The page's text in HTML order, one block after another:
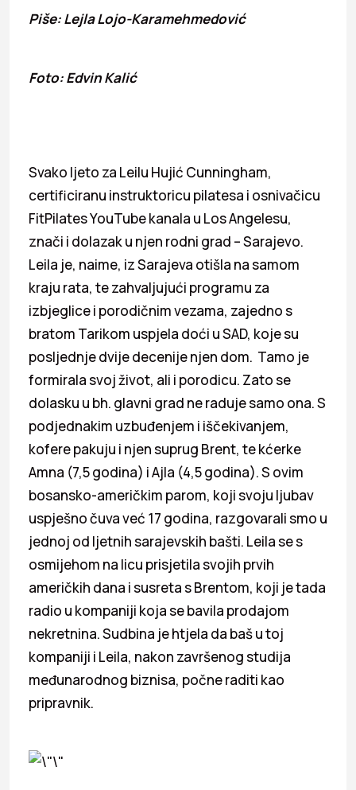
Piše: Lejla Lojo-Karamehmedović
Foto: Edvin Kalić
Svako ljeto za Leilu Hujić Cunningham,
certificiranu instruktoricu pilatesa i osnivačicu
FitPilates YouTube kanala u Los Angelesu,
znači i dolazak u njen rodni grad – Sarajevo.
Leila je, naime, iz Sarajeva otišla na samom
kraju rata, te zahvaljujući programu za
izbjeglice i porodičnim vezama, zajedno s
bratom Tarikom uspjela doći u SAD, koje su
posljednje dvije decenije njen dom. Tamo je
formirala svoj život, ali i porodicu. Zato se
dolasku u bh. glavni grad ne raduje samo ona. S
podjednakim uzbuđenjem i iščekivanjem,
kofere pakuju i njen suprug Brent, te kćerke
Amna (7,5 godina) i Ajla (4,5 godina). S ovim
bosansko-američkim parom, koji svoju ljubav
uspješno čuva već 17 godina, razgovarali smo u
jednoj od ljetnih sarajevskih bašti. Leila se s
osmijehom na licu prisjetila svojih prvih
američkih dana i susreta s Brentom, koji je tada
radio u kompaniji koja se bavila prodajom
nekretnina. Sudbina je htjela da baš u toj
kompaniji i Leila, nakon završenog studija
međunarodnog biznisa, počne raditi kao
pripravnik.